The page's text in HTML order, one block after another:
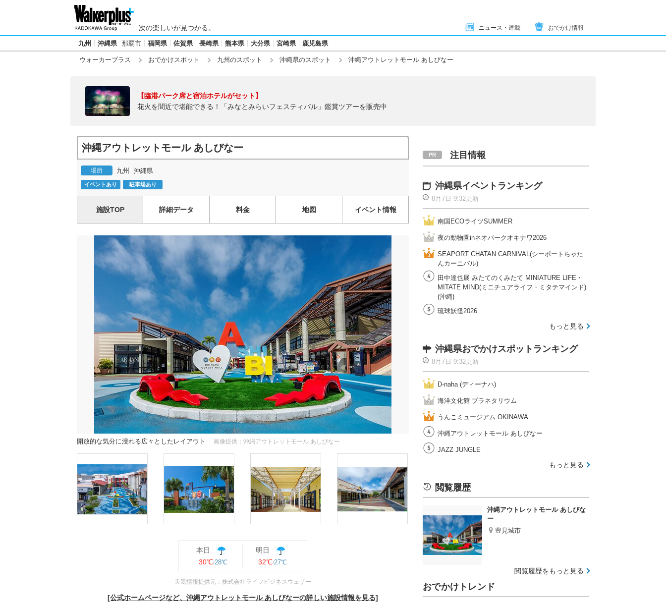
次の楽しいが見つかる。 ニュース・連載 おでかけ情報
九州 沖縄県 那覇市 福岡県 佐賀県 長崎県 熊本県 大分県 宮崎県 鹿児島県
ウォーカープラス おでかけスポット 九州のスポット 沖縄県のスポット 沖縄アウトレットモール あしびなー
【臨港パーク席と宿泊ホテルがセット】
花火を間近で堪能できる！「みなとみらいフェスティバル」鑑賞ツアーを販売中
沖縄アウトレットモール あしびなー
場所 九州 沖縄県
イベントあり 駐車場あり
施設TOP 詳細データ 料金 地図 イベント情報
開放的な気分に浸れる広々としたレイアウト 画像提供：沖縄アウトレットモール あしびなー
本日
30℃ 28℃
明日
32℃ 27℃
天気情報提供元：株式会社ライフビジネスウェザー
[公式ホームページなど、沖縄アウトレットモール あしびなーの詳しい施設情報を見る]
注目情報
沖縄県イベントランキング
8月7日 9:32更新
南国ECOライツSUMMER
夜の動物園inネオパークオキナワ2026
SEAPORT CHATAN CARNIVAL(シーポートちゃた
んカーニバル)
田中達也展 みたてのくみたて MINIATURE LIFE・
MITATE MIND(ミニチュアライフ・ミタテマインド)
(沖縄)
琉球妖怪2026
もっと見る
沖縄県おでかけスポットランキング
8月7日 9:32更新
D-naha (ディーナハ)
海洋文化館 プラネタリウム
うんこミュージアム OKINAWA
沖縄アウトレットモール あしびなー
JAZZ JUNGLE
もっと見る
閲覧履歴
沖縄アウトレットモール あしびな
ー
豊見城市
閲覧履歴をもっと見る
おでかけトレンド